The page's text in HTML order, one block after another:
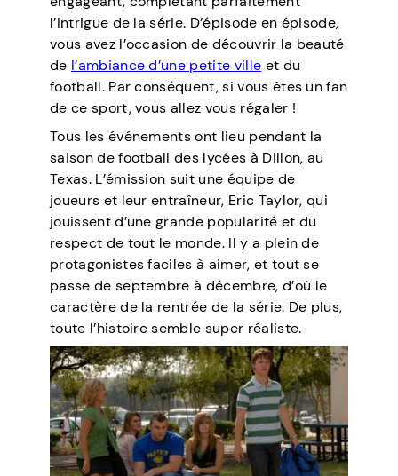
l’intrigue de la série. D’épisode en épisode,
vous avez l’occasion de découvrir la beauté
de l’ambiance d’une petite ville et du
football. Par conséquent, si vous êtes un fan
de ce sport, vous allez vous régaler !
Tous les événements ont lieu pendant la
saison de football des lycées à Dillon, au
Texas. L’émission suit une équipe de
joueurs et leur entraîneur, Eric Taylor, qui
jouissent d’une grande popularité et du
respect de tout le monde. Il y a plein de
protagonistes faciles à aimer, et tout se
passe de septembre à décembre, d’où le
caractère de la rentrée de la série. De plus,
toute l’histoire semble super réaliste.